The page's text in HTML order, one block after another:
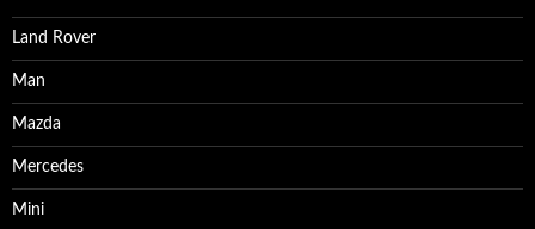
Land Rover
Man
Mazda
Mercedes
Mini